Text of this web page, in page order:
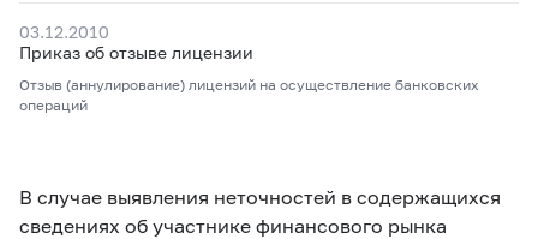
03.12.2010
Приказ об отзыве лицензии
Отзыв (аннулирование) лицензий на осуществление банковских
операций
В случае выявления неточностей в содержащихся
сведениях об участнике финансового рынка